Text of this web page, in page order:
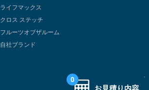
0
ライフマックス
クロス ステッチ
フルーツオブザルーム
自社ブランド